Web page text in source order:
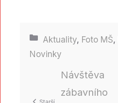
Rubriky
Aktuality, Foto MŠ,
Novinky
Návštěva
zábavního